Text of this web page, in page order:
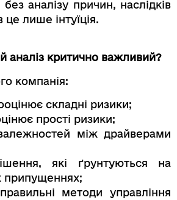
без аналізу причин, наслідків
це лише інтуїція.
аналіз критично важливий?
компанія:
складні ризики;
прості ризики;
між драйверами
які ґрунтуються на
припущеннях;
методи управління